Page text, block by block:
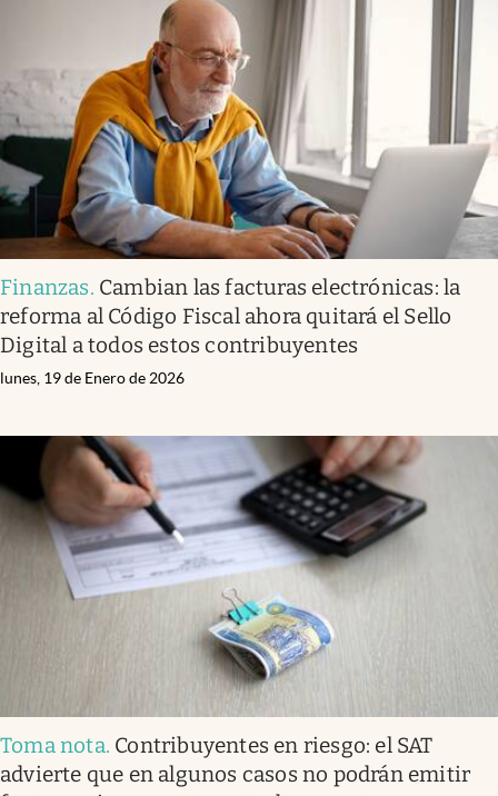
Finanzas. Cambian las facturas electrónicas: la
reforma al Código Fiscal ahora quitará el Sello
Digital a todos estos contribuyentes
lunes, 19 de Enero de 2026
Toma nota. Contribuyentes en riesgo: el SAT
advierte que en algunos casos no podrán emitir